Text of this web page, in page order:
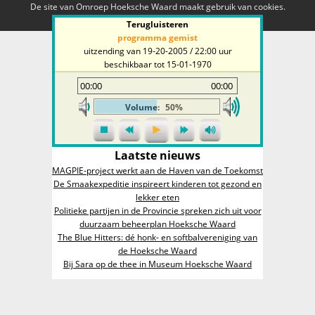
De site van Omroep Hoeksche Waard maakt gebruik van cookies.
Hoezo?
Oké
Terugluisteren
programma gemist
uitzending van 19-20-2005 / 22:00 uur
beschikbaar tot 15-01-1970
00:00 00:00
Volume: 50%
Laatste nieuws
MAGPIE-project werkt aan de Haven van de Toekomst
De Smaakexpeditie inspireert kinderen tot gezond en
lekker eten
Politieke partijen in de Provincie spreken zich uit voor
duurzaam beheerplan Hoeksche Waard
The Blue Hitters: dé honk- en softbalvereniging van
de Hoeksche Waard
Bij Sara op de thee in Museum Hoeksche Waard